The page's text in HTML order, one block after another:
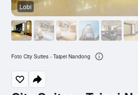
Lobi
Foto City Suites - Taipei Nandong